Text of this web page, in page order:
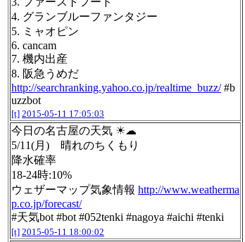
4. グランブルーファンタジー
5. ミャオピン
6. cancam
7. 機内出産
8. 阪急うめだ
http://searchranking.yahoo.co.jp/realtime_buzz/#b
uzzbot
[t] 2015-05-11 17:05:03
今日の名古屋の天気 ☀☁
5/11(月) 晴れのちくもり
降水確率
18-24時:10%
ウェザーマップ気象情報 http://www.weatherma
p.co.jp/forecast/
#天気bot #bot #052tenki #nagoya #aichi #tenki
[t] 2015-05-11 18:00:02